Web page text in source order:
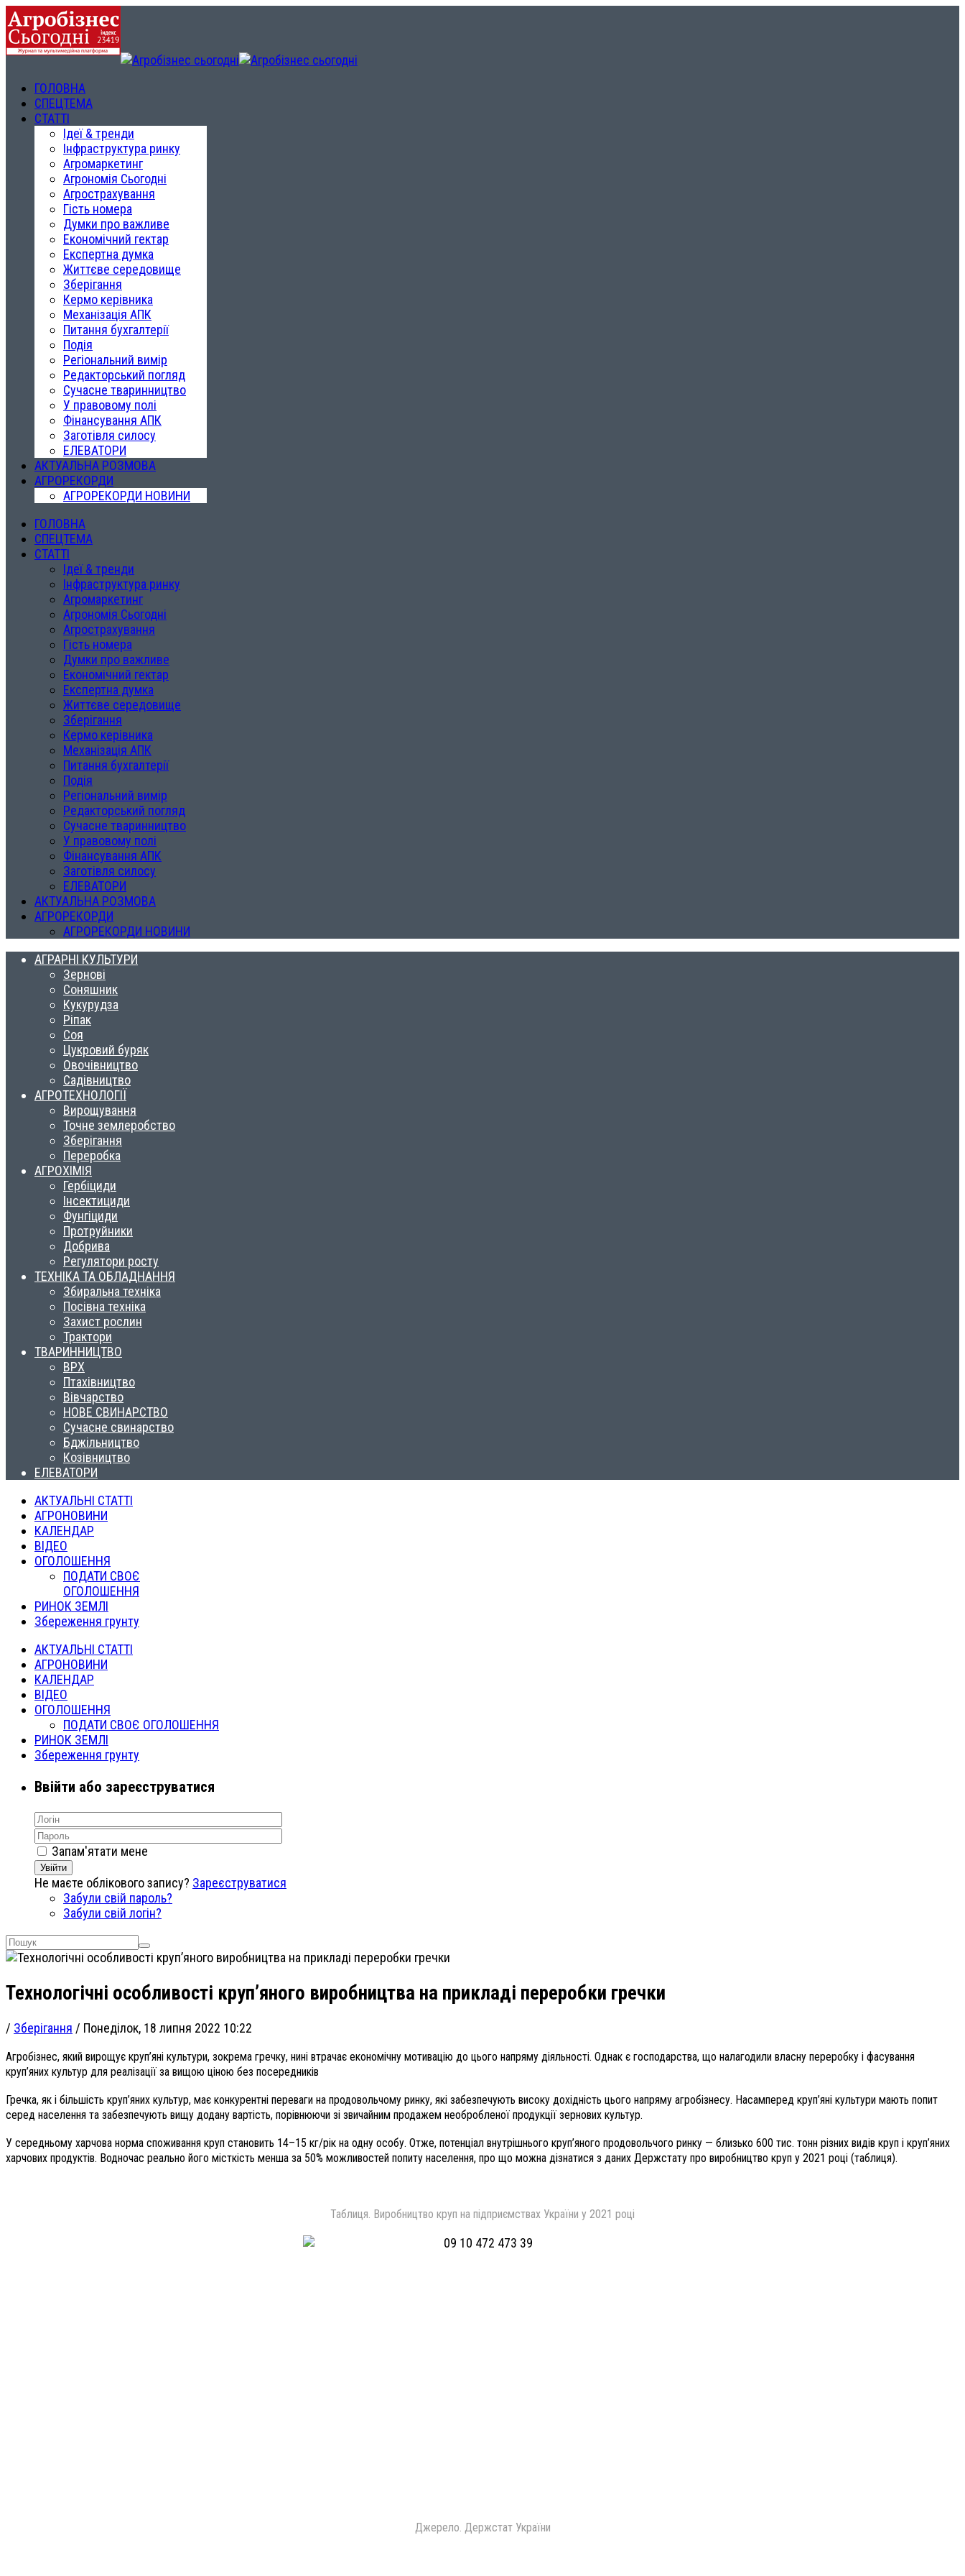
ГОЛОВНА
СПЕЦТЕМА
СТАТТІ
Ідеї & тренди
Інфраструктура ринку
Агромаркетинг
Агрономія Сьогодні
Агрострахування
Гість номера
Думки про важливе
Економічний гектар
Експертна думка
Життєве середовище
Зберігання
Кермо керівника
Механізація АПК
Питання бухгалтерії
Подія
Регіональний вимір
Редакторський погляд
Сучасне тваринництво
У правовому полі
Фінансування АПК
Заготівля силосу
ЕЛЕВАТОРИ
АКТУАЛЬНА РОЗМОВА
АГРОРЕКОРДИ
АГРОРЕКОРДИ НОВИНИ
ГОЛОВНА
СПЕЦТЕМА
СТАТТІ
Ідеї & тренди
Інфраструктура ринку
Агромаркетинг
Агрономія Сьогодні
Агрострахування
Гість номера
Думки про важливе
Економічний гектар
Експертна думка
Життєве середовище
Зберігання
Кермо керівника
Механізація АПК
Питання бухгалтерії
Подія
Регіональний вимір
Редакторський погляд
Сучасне тваринництво
У правовому полі
Фінансування АПК
Заготівля силосу
ЕЛЕВАТОРИ
АКТУАЛЬНА РОЗМОВА
АГРОРЕКОРДИ
АГРОРЕКОРДИ НОВИНИ
АГРАРНІ КУЛЬТУРИ
Зернові
Соняшник
Кукурудза
Ріпак
Соя
Цукровий буряк
Овочівництво
Садівництво
АГРОТЕХНОЛОГІЇ
Вирощування
Точне землеробство
Зберігання
Переробка
АГРОХІМІЯ
Гербіциди
Інсектициди
Фунгіциди
Протруйники
Добрива
Регулятори росту
ТЕХНІКА ТА ОБЛАДНАННЯ
Збиральна техніка
Посівна техніка
Захист рослин
Трактори
ТВАРИННИЦТВО
ВРХ
Птахівництво
Вівчарство
НОВЕ СВИНАРСТВО
Сучасне свинарство
Бджільництво
Козівництво
ЕЛЕВАТОРИ
АКТУАЛЬНІ СТАТТІ
АГРОНОВИНИ
КАЛЕНДАР
ВІДЕО
ОГОЛОШЕННЯ
ПОДАТИ СВОЄ
ОГОЛОШЕННЯ
РИНОК ЗЕМЛІ
Збереження грунту
АКТУАЛЬНІ СТАТТІ
АГРОНОВИНИ
КАЛЕНДАР
ВІДЕО
ОГОЛОШЕННЯ
ПОДАТИ СВОЄ ОГОЛОШЕННЯ
РИНОК ЗЕМЛІ
Збереження грунту
Ввійти або зареєструватися
Запам'ятати мене
Увійти
Не маєте облікового запису? Зареєструватися
Забули свій пароль?
Забули свій логін?
Технологічні особливості круп’яного виробництва на прикладі переробки гречки
/ Зберігання / Понеділок, 18 липня 2022 10:22
Агробізнес, який вирощує круп’яні культури, зокрема гречку, нині втрачає економічну мотивацію до цього напряму діяльності. Однак є господарства, що налагодили власну переробку і фасування
круп’яних культур для реалізації за вищою ціною без посередників
Гречка, як і більшість круп’яних культур, має конкурентні переваги на продовольчому ринку, які забезпечують високу дохідність цього напряму агробізнесу. Насамперед круп’яні культури мають попит
серед населення та забезпечують вищу додану вартість, порівнюючи зі звичайним продажем необробленої продукції зернових культур.
У середньому харчова норма споживання круп становить 14–15 кг/рік на одну особу. Отже, потенціал внутрішнього круп’яного продовольчого ринку — близько 600 тис. тонн різних видів круп і круп’яних
харчових продуктів. Водночас реально його місткість менша за 50% можливостей попиту населення, про що можна дізнатися з даних Держстату про виробництво круп у 2021 році (таблиця).
Таблиця. Виробництво круп на підприємствах України у 2021 році
Джерело. Держстат України